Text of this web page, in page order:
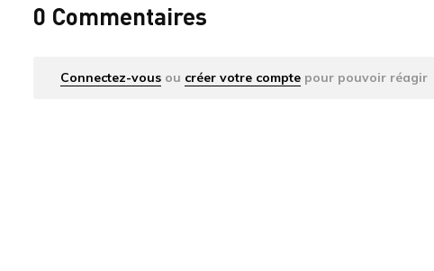
0 Commentaires
Connectez-vous ou créer votre compte pour pouvoir réagir